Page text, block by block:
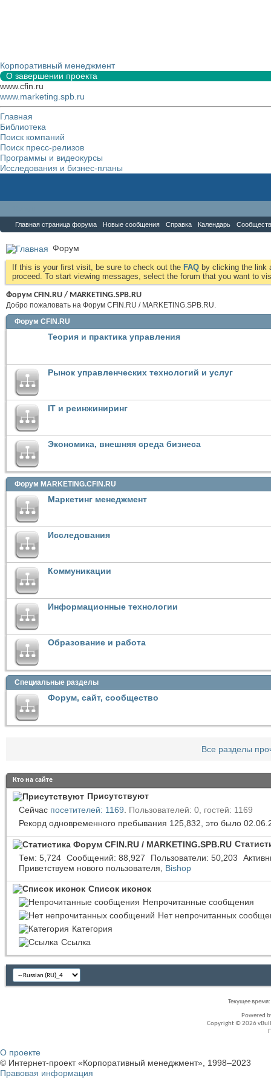
Корпоративный менеджмент
О завершении проекта
www.cfin.ru
www.marketing.spb.ru
Главная
Библиотека
Поиск компаний
Поиск пресс-релизов
Программы и видеокурсы
Исследования и бизнес-планы
Главная страница форума Новые сообщения Справка Календарь
Форум
If this is your first visit, be sure to check out the FAQ by clicking the link
proceed. To start viewing messages, select the forum that you want to
Форум CFIN.RU / MARKETING.SPB.RU
Добро пожаловать на Форум CFIN.RU / MARKETING.SPB.RU.
Форум CFIN.RU
Теория и практика управления
Рынок управленческих технологий и услуг
IT и реинжиниринг
Экономика, внешняя среда бизнеса
Форум MARKETING.CFIN.RU
Маркетинг менеджмент
Исследования
Коммуникации
Информационные технологии
Образование и работа
Специальные разделы
Форум, сайт, сообщество
Все разделы
Кто на сайте
Присутствуют
Сейчас посетителей: 1169
Пользователей: 0, гостей: 1169
Рекорд одновременного пребывания 125,832, это было
Тем 5,724 Сообщений 88,927 Пользователи 50,203
Приветствуем нового пользователя, Bishop
Список иконок
Непрочитанные сообщения
Нет непрочитанных
Категория
Ссылка
Текущее время:
Powered
Copyright © 2026
О проекте
© Интернет-проект «Корпоративный менеджмент», 1998–2023
Правовая информация